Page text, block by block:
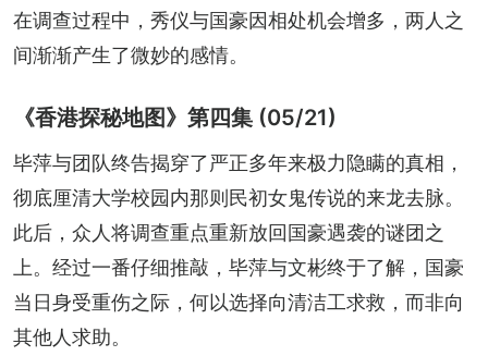
在调查过程中，秀仪与国豪因相处机会增多，两人之
间渐渐产生了微妙的感情。
《香港探秘地图》第四集 (05/21)
毕萍与团队终告揭穿了严正多年来极力隐瞒的真相，
彻底厘清大学校园内那则民初女鬼传说的来龙去脉。
此后，众人将调查重点重新放回国豪遇袭的谜团之
上。经过一番仔细推敲，毕萍与文彬终于了解，国豪
当日身受重伤之际，何以选择向清洁工求救，而非向
其他人求助。